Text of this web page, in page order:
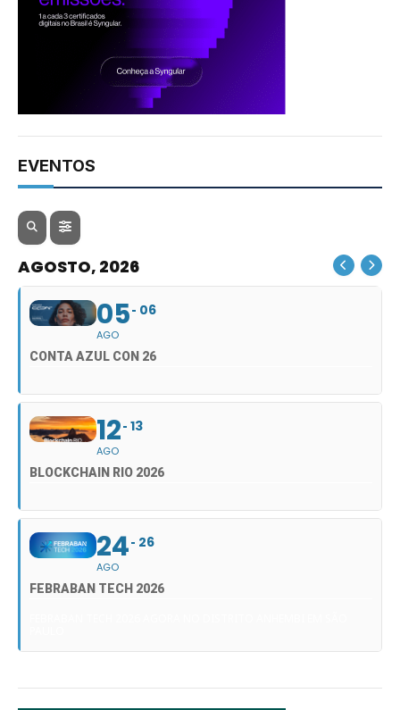
EVENTOS
AGOSTO, 2026
05
AGO
06
CONTA AZUL CON 26
12
AGO
13
BLOCKCHAIN RIO 2026
24
AGO
26
FEBRABAN TECH 2026